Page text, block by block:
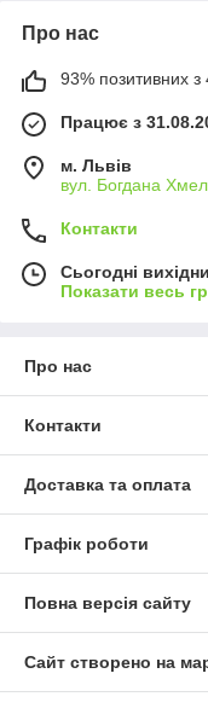
Про нас
93% позитивних з
Працює з
м. Львів
вул. Богдана
Контакти
Сьогодні
Показати весь
Про нас
Контакти
Доставка та оплата
Графік роботи
Повна версія сайту
Сайт створено на